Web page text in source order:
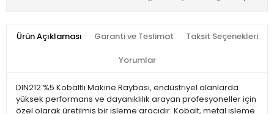
Ürün Açıklaması Garanti ve Teslimat Taksit Seçenekleri
Yorumlar
DIN212 %5 Kobaltlı Makine Raybası, endüstriyel alanlarda
yüksek performans ve dayanıklılık arayan profesyoneller için
özel olarak üretilmiş bir işleme aracıdır. Kobalt, metal işleme